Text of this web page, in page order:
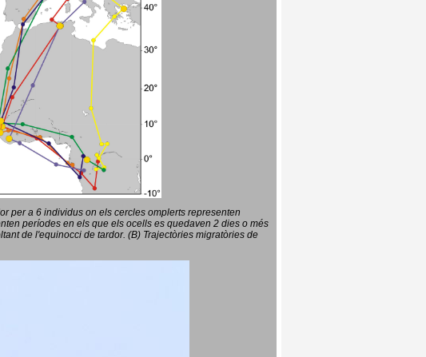
per a 6 individus on els cercles omplerts representen
períodes en els que els ocells es quedaven 2 dies o més
de l'equinocci de tardor. (B) Trajectòries migratòries de